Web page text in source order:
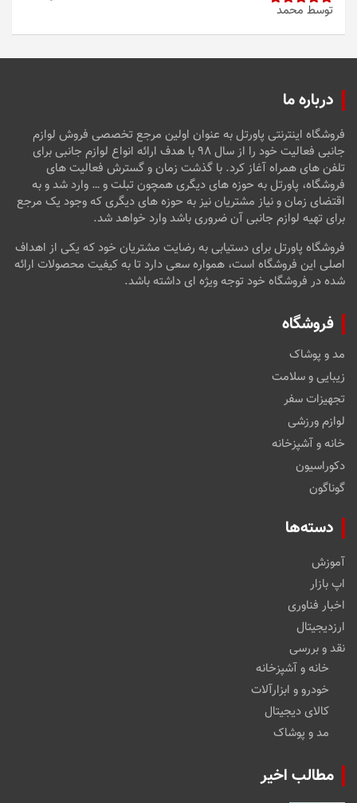
امتیاز5از
توسط محمد
درباره ما
فروشگاه اینترنتی پاورتل به عنوان اولین مرجع تخصصی فروش لوازم
جانبی فعالیت خود را از سال ۹۸ با هدف ارائه انواع لوازم جانبی برای
تلفن های همراه آغاز کرد. با گذشت زمان و گسترش فعالیت های
فروشگاه، پاورتل به حوزه های دیگری همچون تبلت و … وارد شد و به
اقتضای زمان و نیاز مشتریان نیز به حوزه های دیگری که وجود یک مرجع
برای تهیه لوازم جانبی آن ضروری باشد وارد خواهد شد.
فروشگاه پاورتل برای دستیابی به رضایت مشتریان خود که یکی از اهداف
اصلی این فروشگاه است، همواره سعی دارد تا به کیفیت محصولات ارائه
شده در فروشگاه خود توجه ویژه ای داشته باشد.
فروشگاه
مد و پوشاک
زیبایی و سلامت
تجهیزات سفر
لوازم ورزشی
خانه و آشپزخانه
دکوراسیون
گوناگون
دسته‌ها
آموزش
اپ بازار
اخبار فناوری
ارزدیجیتال
نقد و بررسی
خانه و آشپزخانه
خودرو و ابزارآلات
کالای دیجیتال
مد و پوشاک
مطالب اخیر